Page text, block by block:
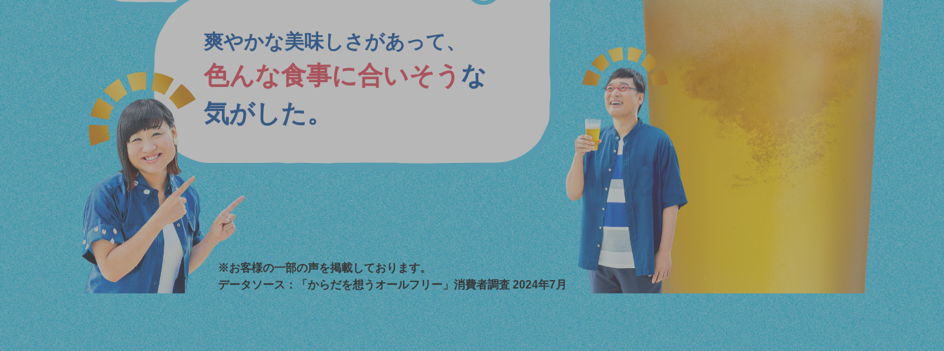
爽やかな美味しさがあって、
色んな食事に合いそう な
気がした。
※お客様の一部の声を掲載しております。
データソース：「からだを想うオールフリー」消費者調査 2024年7月